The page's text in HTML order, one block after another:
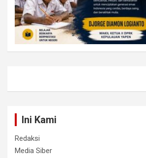
Ini Kami
Redaksi
Media Siber